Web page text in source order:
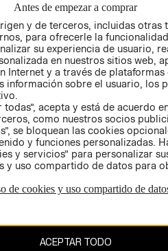
GIFT CARD
AVISO DE
AB
Antes de empezar a comprar
y de terceros, incluidas otras
para ofrecerle la
su experiencia de usuario,
en nuestros sitios web,
Internet y a través de plataformas
información sobre el usuario, los
todas”, acepta y está de acuerdo
como nuestros socios
se bloquean las cookies
y funciones personalizadas.
y servicios” para personalizar
y uso compartido de datos para
de cookies y uso compartido de
ACEPTAR TODO